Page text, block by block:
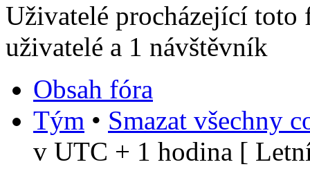
Uživatelé procházející
uživatelé a 1 návštěvník
Obsah fóra
Tým • Smazat všechny
v UTC + 1 hodina [